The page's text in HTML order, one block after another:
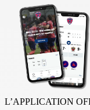
L’APPLICATION